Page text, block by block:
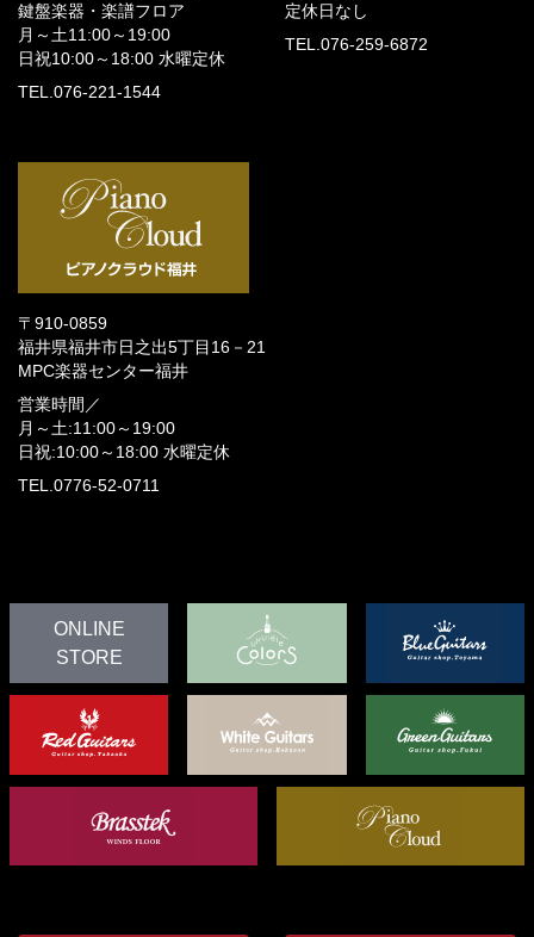
鍵盤楽器・楽譜フロア
月～土11:00～19:00
日祝10:00～18:00 水曜定休
TEL.076-221-1544
定休日なし
TEL.076-259-6872
〒910-0859
福井県福井市日之出5丁目16－21
MPC楽器センター福井
営業時間／
月～土:11:00～19:00
日祝:10:00～18:00 水曜定休
TEL.0776-52-0711
ONLINE
STORE